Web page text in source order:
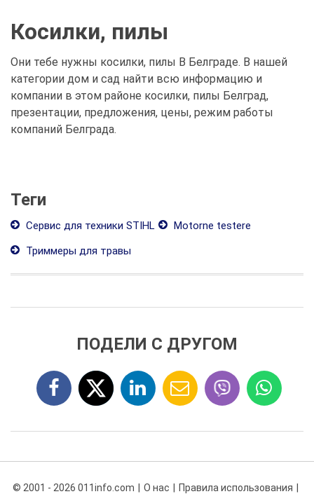
Косилки, пилы
Они тебе нужны косилки, пилы В Белграде. В нашей
категории дом и сад найти всю информацию и
компании в этом районе косилки, пилы Белград,
презентации, предложения, цены, режим работы
компаний Белграда.
Теги
Сервис для техники STIHL
Motorne testere
Триммеры для травы
ПОДЕЛИ С ДРУГОМ
© 2001 - 2026 011info.com О нас Правила использования